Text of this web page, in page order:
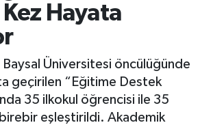
Hayata
Üniversitesi öncülüğünde
geçirilen “Eğitime Destek
35 ilkokul öğrencisi ile 35
eşleştirildi. Akademik